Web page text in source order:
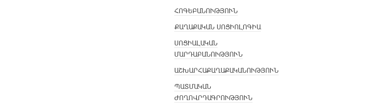
ՀՈԳԵԲԱՆՈՒԹՅՈՒՆ
ՔԱՂԱՔԱԿԱՆ ՍՈՑԻՈԼՈԳԻԱ
ՍՈՑԻԱԼԱԿԱՆ
ՄԱՐԴԱԲԱՆՈՒԹՅՈՒՆ
ԱՇԽԱՐՀԱՔԱՂԱՔԱԿԱՆՈՒԹՅՈՒՆ
ՊԱՏՄԱԿԱՆ
ԺՈՂՈՎՐԴԱԳՐՈՒԹՅՈՒՆ